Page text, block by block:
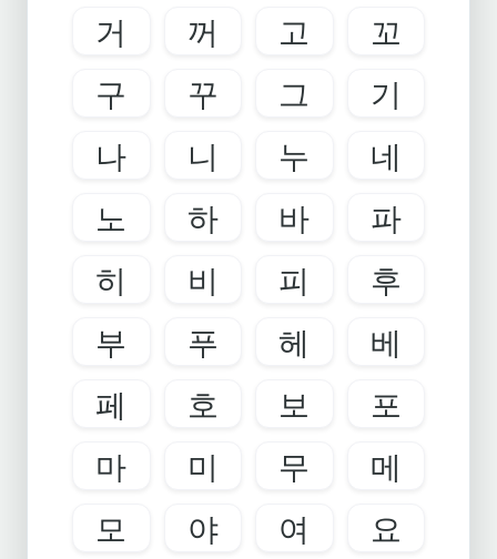
거 꺼 고
꼬
구
꾸 그
기
나
니 누
네
노
하 바
파
히
비 피
후
부
푸 헤
베
페
호 보
포
마
미 무
메
모
야 여
요